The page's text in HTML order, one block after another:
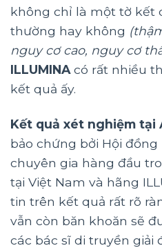
không chỉ là một tờ kết
thường hay không
nguy cơ cao, nguy cơ
ILLUMINA có rất nhiều
kết quả ấy.
Kết quả xét nghiệm tại
bảo chứng bởi Hội đồng
chuyên gia hàng đầu
tại Việt Nam và hãng
tin trên kết quả rất rõ
vẫn còn băn khoăn sẽ
các bác sĩ di truyền giải